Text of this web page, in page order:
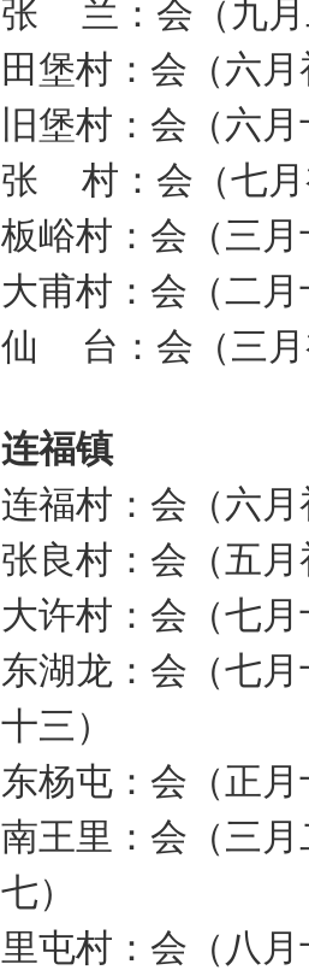
张 兰：会（九月
田堡村：会（六
旧堡村：会（六
张 村：会（七月
板峪村：会（三
大甫村：会（二
仙 台：会（三月
连福镇
连福村：会（六
张良村：会（五
大许村：会（七
东湖龙：会（七
十三）
东杨屯：会（正
南王里：会（三
七）
里屯村：会（八